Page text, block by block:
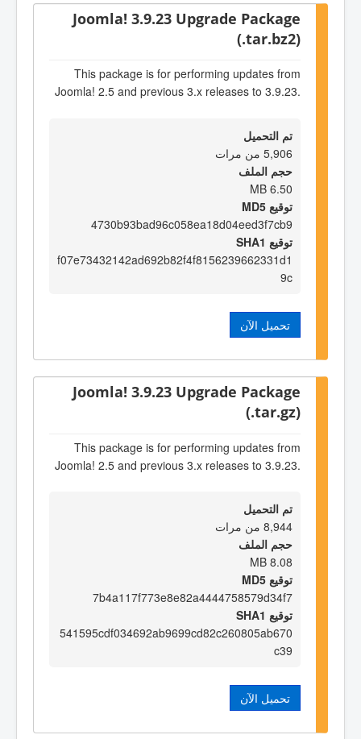
Joomla! 3.9.23 Upgrade Package
(.tar.bz2)
This package is for performing updates from
Joomla! 2.5 and previous 3.x releases to 3.9.23.
تم التحميل
5,906 من مرات
حجم الملف
6.50 MB
توقيع MD5
4730b93bad96c058ea18d04eed3f7cb9
توقيع SHA1
f07e73432142ad692b82f4f8156239662331d1
9c
تحميل الآن
Joomla! 3.9.23 Upgrade Package
(.tar.gz)
This package is for performing updates from
Joomla! 2.5 and previous 3.x releases to 3.9.23.
تم التحميل
8,944 من مرات
حجم الملف
8.08 MB
توقيع MD5
7b4a117f773e8e82a4444758579d34f7
توقيع SHA1
541595cdf034692ab9699cd82c260805ab670
c39
تحميل الآن